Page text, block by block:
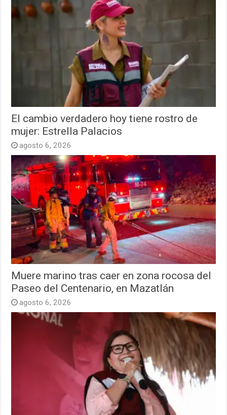
El cambio verdadero hoy tiene rostro de
mujer: Estrella Palacios
agosto 6, 2026
Muere marino tras caer en zona rocosa del
Paseo del Centenario, en Mazatlán
agosto 6, 2026